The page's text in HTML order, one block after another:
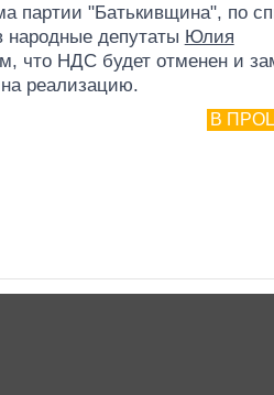
партии "Батькивщина", по
народные депутаты Юлия
что НДС будет отменен и
реализацию.
В